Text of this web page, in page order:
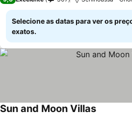
Selecione as datas para ver os
exatos.
Sun and Moon Villas